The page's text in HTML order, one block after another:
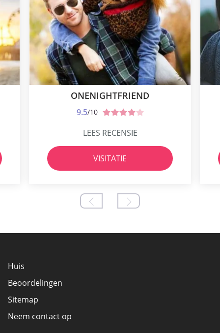
ONENIGHTFRIEND
9.5/10
LEES RECENSIE
VISITATIE
Huis
Beoordelingen
Sitemap
Neem contact op